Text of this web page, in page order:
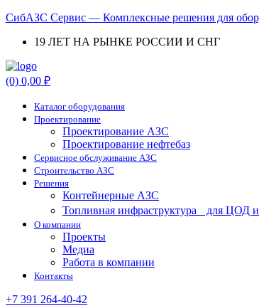
СибАЗС Сервис — Комплексные решения для
19 ЛЕТ НА РЫНКЕ РОССИИ И СНГ
Menu
(0) 0,00 ₽
Каталог оборудования
Проектирование
Проектирование АЗС
Проектирование нефтебаз
Cервисное обслуживание АЗС
Строительство АЗС
Решения
Контейнерные АЗС
Топливная инфраструктура для ЦОД
О компании
Проекты
Медиа
Работа в компании
Контакты
+7 391 264-40-42